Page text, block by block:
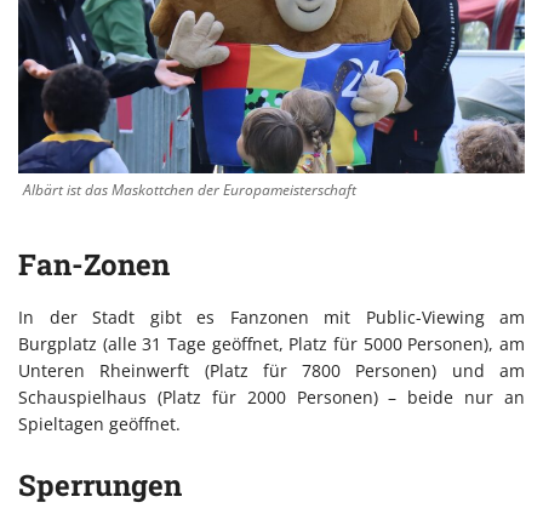
Albärt ist das Maskottchen der Europameisterschaft
Fan-Zonen
In der Stadt gibt es Fanzonen mit Public-Viewing am
Burgplatz (alle 31 Tage geöffnet, Platz für 5000 Personen), am
Unteren Rheinwerft (Platz für 7800 Personen) und am
Schauspielhaus (Platz für 2000 Personen) – beide nur an
Spieltagen geöffnet.
Sperrungen